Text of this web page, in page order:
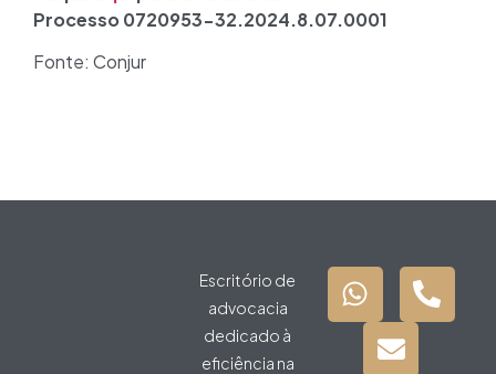
Processo 0720953-32.2024.8.07.0001
Fonte: Conjur
Escritório de
advocacia
dedicado à
eficiência na